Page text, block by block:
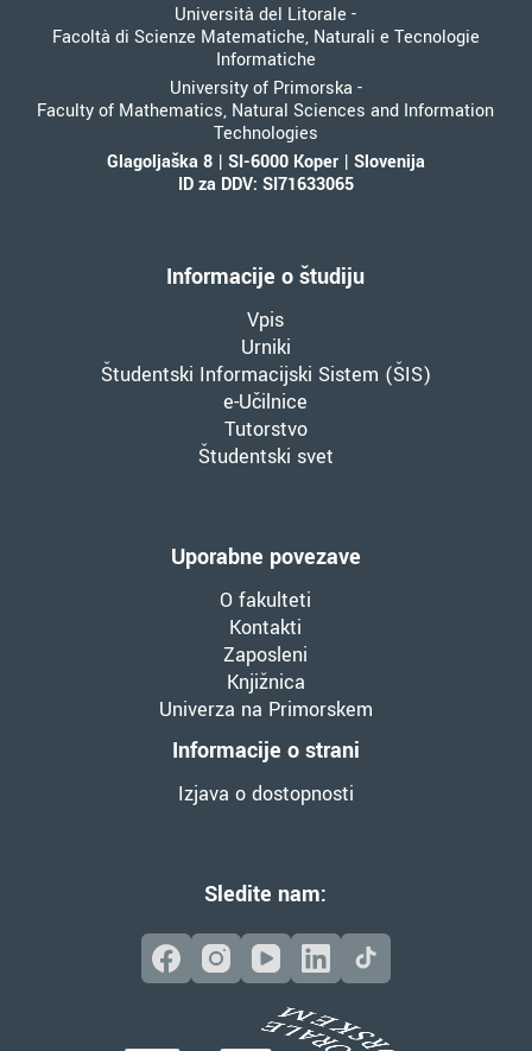
Università del Litorale -
Facoltà di Scienze Matematiche, Naturali e Tecnologie
Informatiche
University of Primorska -
Faculty of Mathematics, Natural Sciences and Information
Technologies
Glagoljaška 8 | SI-6000 Koper | Slovenija
ID za DDV: SI71633065
Informacije o študiju
Vpis
Urniki
Študentski Informacijski Sistem (ŠIS)
e-Učilnice
Tutorstvo
Študentski svet
Uporabne povezave
O fakulteti
Kontakti
Zaposleni
Knjižnica
Univerza na Primorskem
Informacije o strani
Izjava o dostopnosti
Sledite nam: